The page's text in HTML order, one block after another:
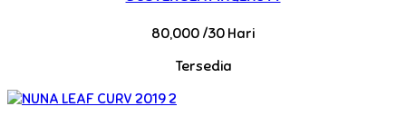
80,000 /30 Hari
Tersedia